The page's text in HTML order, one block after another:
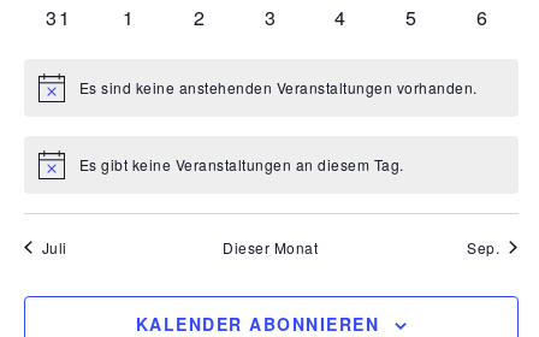
0
31
0
1
0
2
0
3
0
4
0
5
0
6
HinweisEs sind keine anstehenden Veranstaltungen vorhanden.
HinweisEs gibt keine Veranstaltungen an diesem Tag.
Juli Dieser Monat Sep.
KALENDER ABONNIEREN